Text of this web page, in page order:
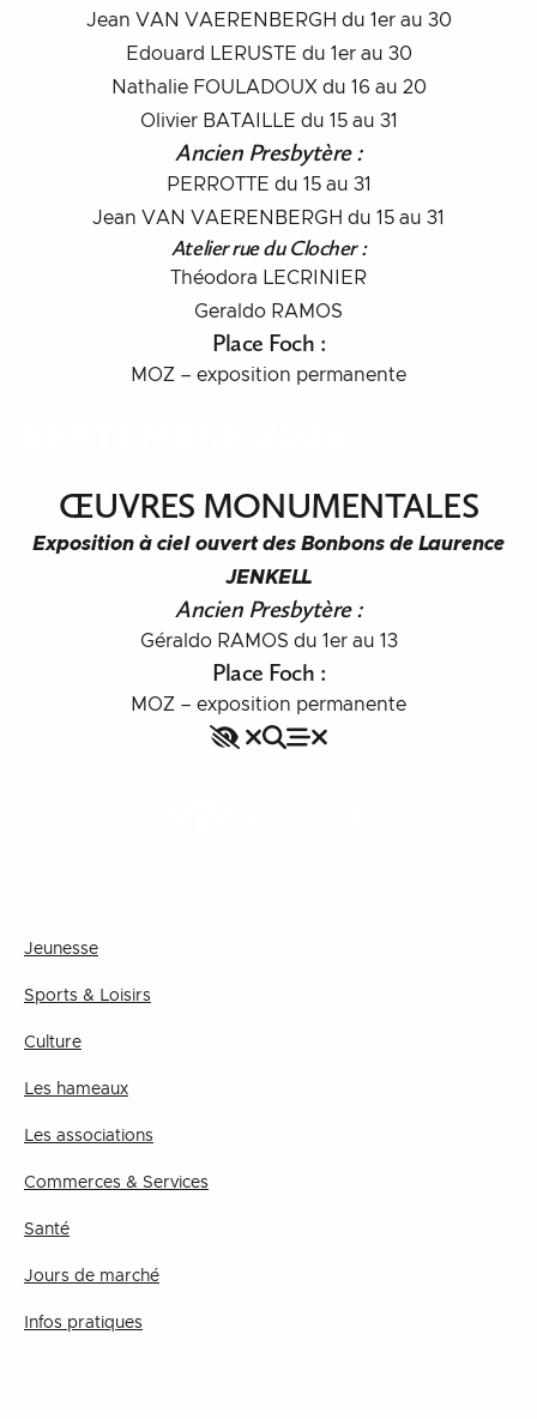
Jean VAN VAERENBERGH du 1er au 30
Edouard LERUSTE du 1er au 30
Nathalie FOULADOUX du 16 au 20
Olivier BATAILLE du 15 au 31
Ancien Presbytère :
PERROTTE du 15 au 31
Jean VAN VAERENBERGH du 15 au 31
Atelier rue du Clocher :
Théodora LECRINIER
Geraldo RAMOS
Place Foch :
MOZ – exposition permanente
ŒUVRES MONUMENTALES
Exposition à ciel ouvert des Bonbons de Laurence
JENKELL
Ancien Presbytère :
Géraldo RAMOS du 1er au 13
Place Foch :
MOZ – exposition permanente
Accessibilité
Rechercher
Jeunesse
Sports & Loisirs
Culture
Les hameaux
Les associations
Commerces & Services
Santé
Jours de marché
Infos pratiques